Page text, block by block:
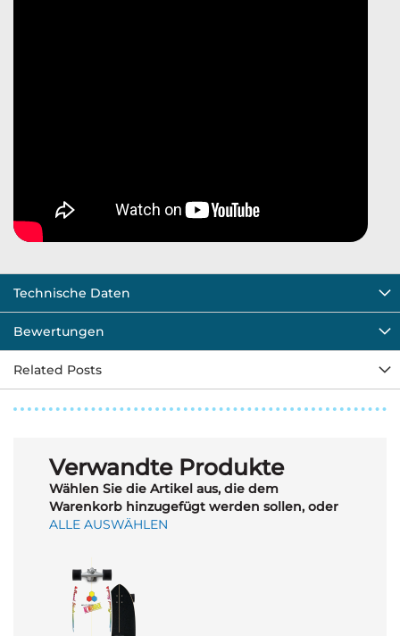
Technische Daten
Bewertungen
Related Posts
Verwandte Produkte
Wählen Sie die Artikel aus, die dem
Warenkorb hinzugefügt werden sollen, oder
ALLE AUSWÄHLEN